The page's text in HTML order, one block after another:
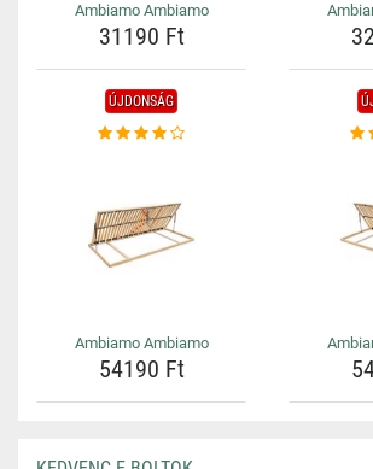
Ambiamo Ambiamo
31190 Ft
ÚJDONSÁG
Ambiamo Ambiamo
54190 Ft